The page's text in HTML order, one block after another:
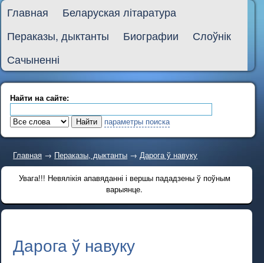
Главная
Беларуская літаратура
Пераказы, дыктанты
Биографии
Слоўнік
Сачыненні
Найти на сайте:
параметры поиска
Главная → Пераказы, дыктанты →Дарога ў навуку
Увага!!! Невялікія апавяданні і вершы пададзены ў поўным
варыянце.
Дарога ў навуку